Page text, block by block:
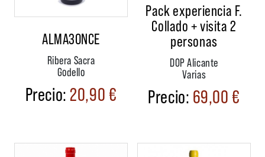
ALMA3ONCE
Ribera Sacra
Godello
20,90€
Pack experiencia F.
Collado + visita 2
personas
DOP Alicante
Varias
69,00€